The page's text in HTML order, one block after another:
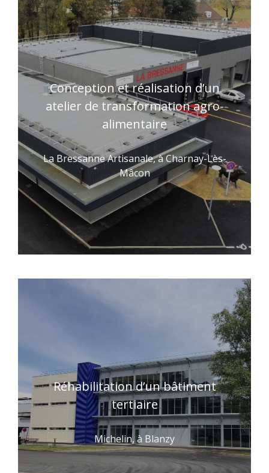
Conception et réalisation d’un
atelier de transformation agro-
alimentaire
La Bressanne Artisanale, à Charnay-Lès-
Mâcon
Réhabilitation d’un bâtiment
tertiaire
Michelin, à Blanzy